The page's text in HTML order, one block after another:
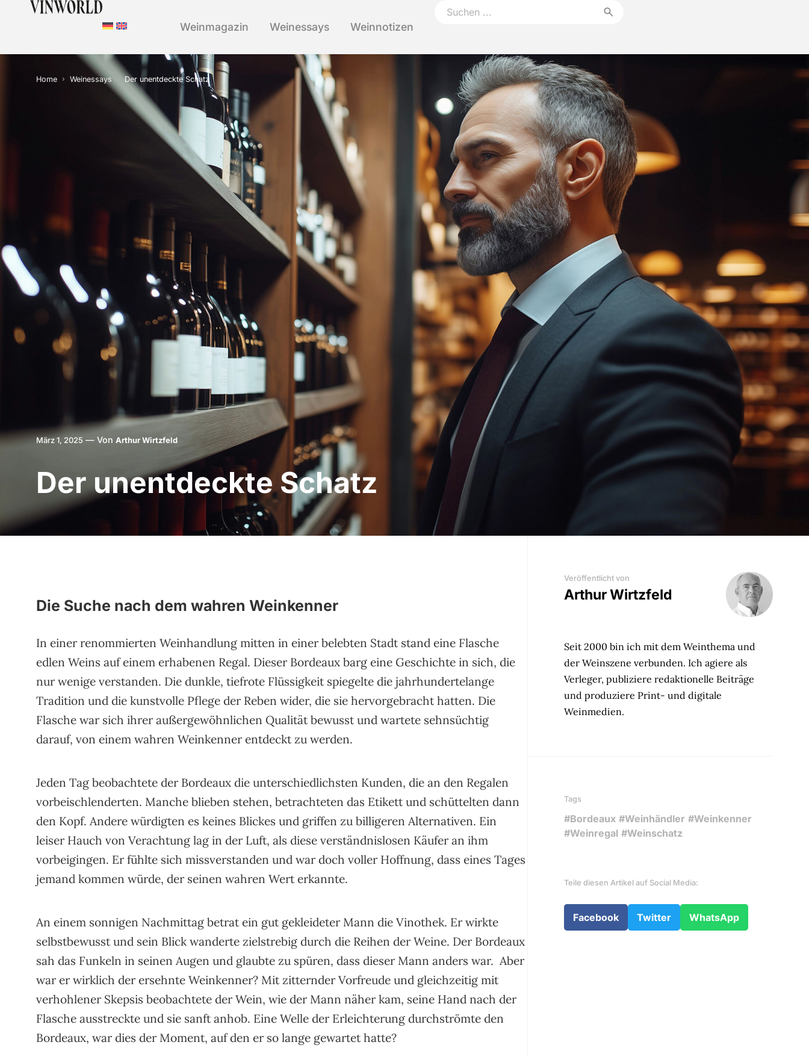
Weinmagazin Weinessays Weinnotizen
Home Weinessays Der unentdeckte Schatz
März 1, 2025 — Von Arthur Wirtzfeld
Der unentdeckte Schatz
Die Suche nach dem wahren Weinkenner
In einer renommierten Weinhandlung mitten in einer belebten Stadt stand eine Flasche
edlen Weins auf einem erhabenen Regal. Dieser Bordeaux barg eine Geschichte in sich, die
nur wenige verstanden. Die dunkle, tiefrote Flüssigkeit spiegelte die jahrhundertelange
Tradition und die kunstvolle Pflege der Reben wider, die sie hervorgebracht hatten. Die
Flasche war sich ihrer außergewöhnlichen Qualität bewusst und wartete sehnsüchtig
darauf, von einem wahren Weinkenner entdeckt zu werden.
Jeden Tag beobachtete der Bordeaux die unterschiedlichsten Kunden, die an den Regalen
vorbeischlenderten. Manche blieben stehen, betrachteten das Etikett und schüttelten dann
den Kopf. Andere würdigten es keines Blickes und griffen zu billigeren Alternativen. Ein
leiser Hauch von Verachtung lag in der Luft, als diese verständnislosen Käufer an ihm
vorbeigingen. Er fühlte sich missverstanden und war doch voller Hoffnung, dass eines Tages
jemand kommen würde, der seinen wahren Wert erkannte.
An einem sonnigen Nachmittag betrat ein gut gekleideter Mann die Vinothek. Er wirkte
selbstbewusst und sein Blick wanderte zielstrebig durch die Reihen der Weine. Der Bordeaux
sah das Funkeln in seinen Augen und glaubte zu spüren, dass dieser Mann anders war. Aber
war er wirklich der ersehnte Weinkenner? Mit zitternder Vorfreude und gleichzeitig mit
verhohlener Skepsis beobachtete der Wein, wie der Mann näher kam, seine Hand nach der
Flasche ausstreckte und sie sanft anhob. Eine Welle der Erleichterung durchströmte den
Bordeaux, war dies der Moment, auf den er so lange gewartet hatte?
Veröffentlicht von
Arthur Wirtzfeld
Seit 2000 bin ich mit dem Weinthema und
der Weinszene verbunden. Ich agiere als
Verleger, publiziere redaktionelle Beiträge
und produziere Print- und digitale
Weinmedien.
Tags
#Bordeaux #Weinhändler #Weinkenner
#Weinregal #Weinschatz
Teile diesen Artikel auf Social Media:
Facebook Twitter WhatsApp